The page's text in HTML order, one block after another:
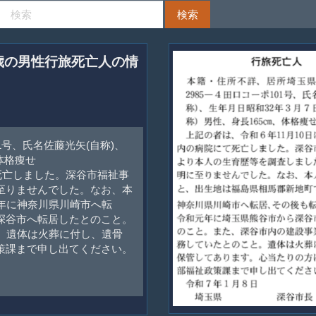
男性行旅死亡人の情
、氏名佐藤光矢(自称)、
格痩せ
しました。深谷市福祉事
りませんでした。なお、本
に神奈川県川崎市へ転
市へ転居したとのこと。
遺体は火葬に付し、遺骨
まで申し出てください。